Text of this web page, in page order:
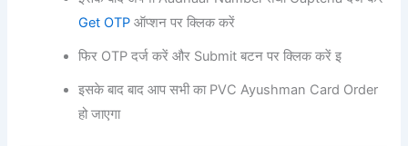
Get OTP ऑप्शन पर क्लिक करें
फिर OTP दर्ज करें और Submit बटन पर क्लिक करें इ
इसके बाद बाद आप सभी का PVC Ayushman Card Order
हो जाएगा